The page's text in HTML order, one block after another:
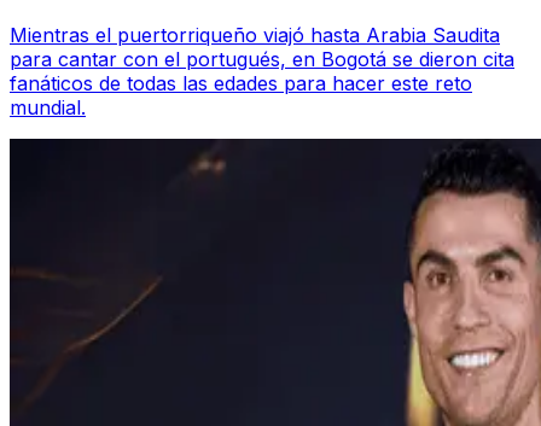
Mientras el puertorriqueño viajó hasta Arabia Saudita
para cantar con el portugués, en Bogotá se dieron cita
fanáticos de todas las edades para hacer este reto
mundial.